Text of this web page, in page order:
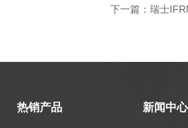
下一篇： 瑞士
热销产品 新闻中心